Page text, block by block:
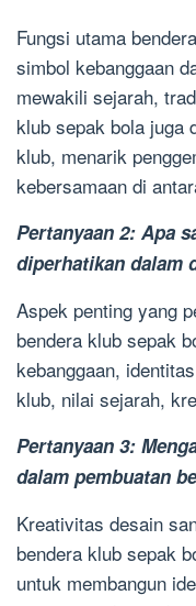
Fungsi utama
simbol kebanggaan
mewakili sejarah,
klub sepak bola juga
klub, menarik
kebersamaan di
Pertanyaan 2: Apa
diperhatikan dalam
Aspek penting yang
bendera klub sepak
kebanggaan,
klub, nilai sejarah,
Pertanyaan 3:
dalam pembuatan
Kreativitas desain
bendera klub sepak
untuk membangun